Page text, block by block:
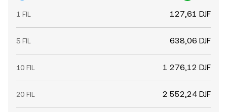
1 FIL 127,61 DJF
5 FIL 638,06 DJF
10 FIL 1 276,12 DJF
20 FIL 2 552,24 DJF